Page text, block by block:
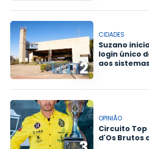
2
CIDADES
Suzano
login único
aos
OPINIÃO
Circuito Top
d'Os Brutos